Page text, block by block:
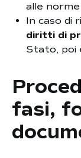
alle
In caso di
diritti di
Stato, poi
fasi,